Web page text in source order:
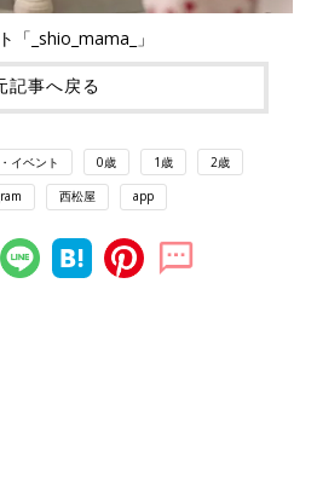
_shio_mama_」
記事へ戻る
イベント 0歳 1歳 2歳
西松屋 app